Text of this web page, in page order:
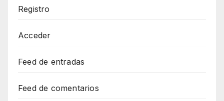
Registro
Acceder
Feed de entradas
Feed de comentarios